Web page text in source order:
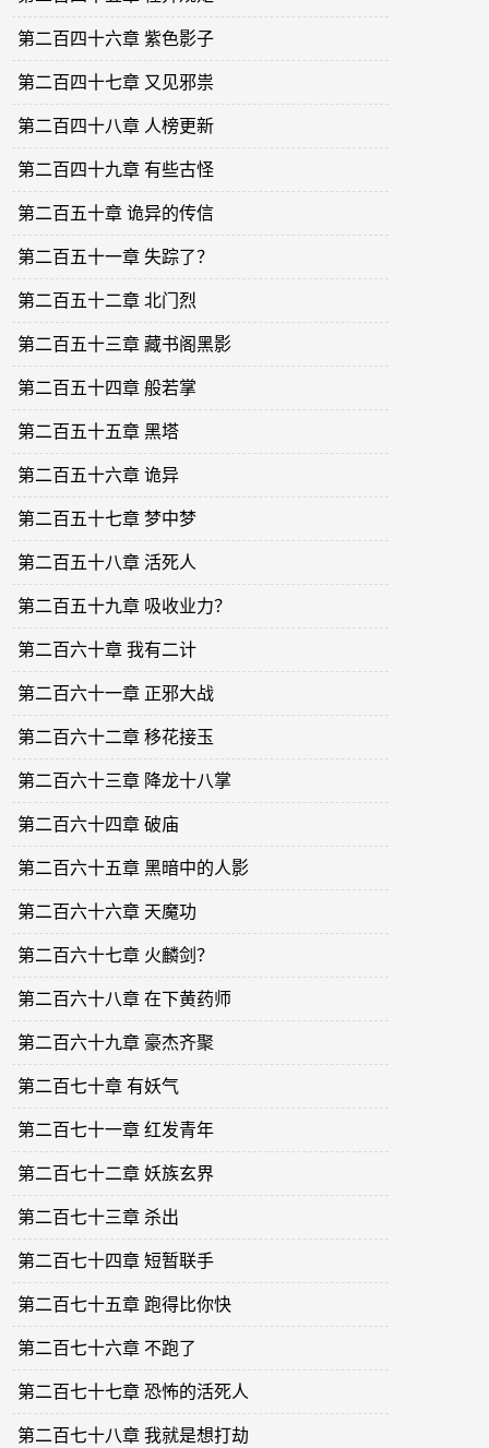
第二百四十六章 紫色影子
第二百四十七章 又见邪祟
第二百四十八章 人榜更新
第二百四十九章 有些古怪
第二百五十章 诡异的传信
第二百五十一章 失踪了？
第二百五十二章 北门烈
第二百五十三章 藏书阁黑影
第二百五十四章 般若掌
第二百五十五章 黑塔
第二百五十六章 诡异
第二百五十七章 梦中梦
第二百五十八章 活死人
第二百五十九章 吸收业力？
第二百六十章 我有二计
第二百六十一章 正邪大战
第二百六十二章 移花接玉
第二百六十三章 降龙十八掌
第二百六十四章 破庙
第二百六十五章 黑暗中的人影
第二百六十六章 天魔功
第二百六十七章 火麟剑？
第二百六十八章 在下黄药师
第二百六十九章 豪杰齐聚
第二百七十章 有妖气
第二百七十一章 红发青年
第二百七十二章 妖族玄界
第二百七十三章 杀出
第二百七十四章 短暂联手
第二百七十五章 跑得比你快
第二百七十六章 不跑了
第二百七十七章 恐怖的活死人
第二百七十八章 我就是想打劫